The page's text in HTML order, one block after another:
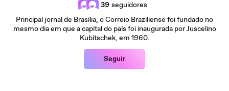
39 seguidores
Principal jornal de Brasília, o Correio Braziliense foi fundado no
mesmo dia em que a capital do país foi inaugurada por Juscelino
Kubitschek, em 1960.
Seguir